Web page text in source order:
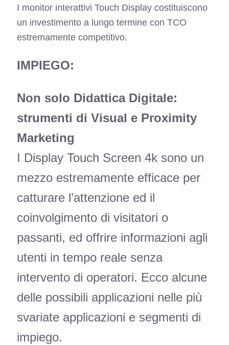
I monitor interattivi Touch Display costituiscono
un investimento a lungo termine con TCO
estremamente competitivo.
IMPIEGO:
Non solo Didattica Digitale:
strumenti di Visual e Proximity
Marketing
I Display Touch Screen 4k sono un
mezzo estremamente efficace per
catturare l’attenzione ed il
coinvolgimento di visitatori o
passanti, ed offrire informazioni agli
utenti in tempo reale senza
intervento di operatori. Ecco alcune
delle possibili applicazioni nelle più
svariate applicazioni e segmenti di
impiego.